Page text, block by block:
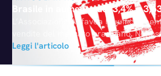
Brasile in aumento del 3,4% a
L’Associazione Anfavea ha
vendite del mercato brasiliano.
nell’ultimo mese dell’anno, il settore
2011 con immatricolazioni in crescita
esemplari tra auto e veicoli
Leggi l'articolo